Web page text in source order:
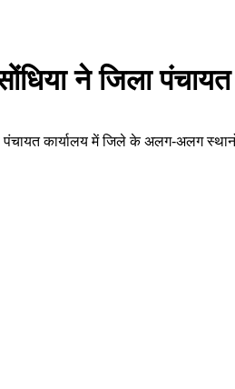
ने जिला
कार्यालय में जिले के अलग-अलग